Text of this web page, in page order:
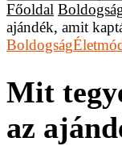
Főoldal
ajándék, amit
Boldogság
Mit
az